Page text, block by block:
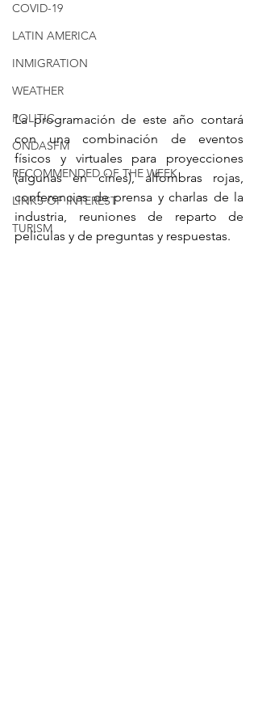
COVID-19
LATIN AMERICA
INMIGRATION
WEATHER
POLITIC
ONDASFM
RECOMMENDED OF THE WEEK
LINKS OF INTEREST
TURISM
La programación de este año contará
con una combinación de eventos
físicos y virtuales para proyecciones
(algunas en cines), alfombras rojas,
conferencias de prensa y charlas de la
industria, reuniones de reparto de
películas y de preguntas y respuestas.